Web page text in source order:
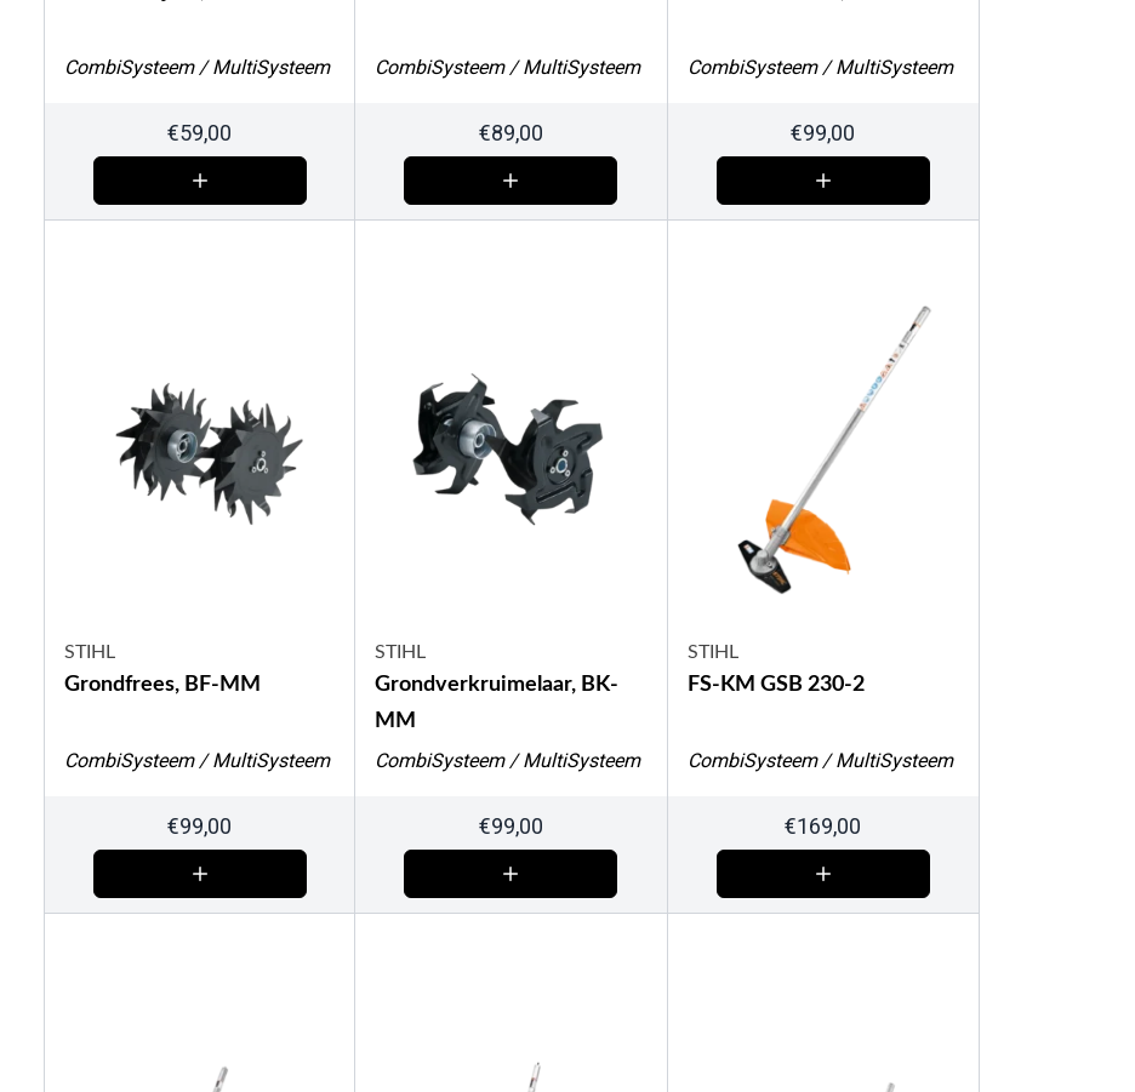
CombiSysteem / MultiSysteem
€59,00
CombiSysteem / MultiSysteem
€89,00
CombiSysteem / MultiSysteem
€99,00
STIHL
Grondfrees, BF-MM
CombiSysteem / MultiSysteem
€99,00
STIHL
Grondverkruimelaar, BK-
MM
CombiSysteem / MultiSysteem
€99,00
STIHL
FS-KM GSB 230-2
CombiSysteem / MultiSysteem
€169,00